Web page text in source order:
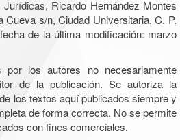
Ricardo Hernández Montes
s/n, Ciudad Universitaria, C. P.
de la última modificación: marzo
por los autores no necesariamente
de la publicación. Se autoriza la
los textos aquí publicados siempre y
de forma correcta. No se permite
con fines comerciales.